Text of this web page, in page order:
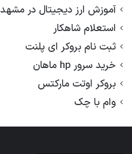
آموزش ارز دیجیتال در مشهد
استعلام شاهکار
ثبت نام بروکر ای پلنت
خرید سرور hp ماهان
بروکر اوتت مارکتس
وام با چک